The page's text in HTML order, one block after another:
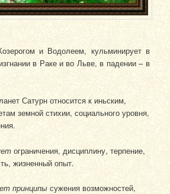
и Водолеем, кульминирует в
в Раке и во Льве, в падении – в
Сатурн относится к иньским,
земной стихии, социального уровня,
ограничения, дисциплину, терпение,
жизненный опыт.
принципы сужения возможностей,